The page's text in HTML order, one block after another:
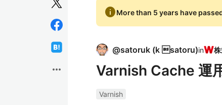
more_horiz
infoMore than 5 years have
@satoruk (k satoru)in
Varnish Cache 運
Varnish